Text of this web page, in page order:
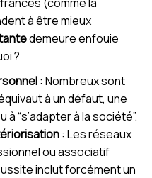
à être mieux
demeure enfouie
?
: Nombreux sont
à un défaut, une
à “s’adapter à la société”.
: Les réseaux
ou associatif
inclut forcément un